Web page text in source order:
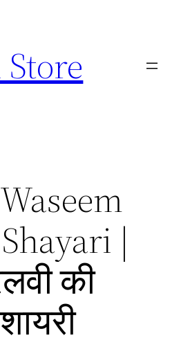
|
की